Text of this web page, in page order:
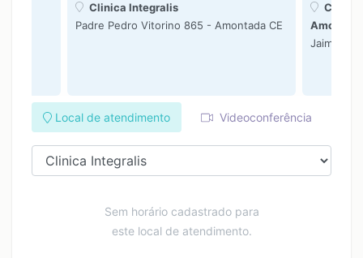
Clinica Integralis
Padre Pedro Vitorino 865 - Amontada CE
Clínica
Jaime
Local de atendimento Videoconferência
Sem horário cadastrado para
este local de atendimento.